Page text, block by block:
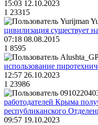
15:03 12.10.2023
1 23315
цивилизация существует
07:18 08.08.2015
1 8595
использование
12:57 26.10.2023
1 23986
работодателей Крыма
республиканского
09:57 19.10.2023